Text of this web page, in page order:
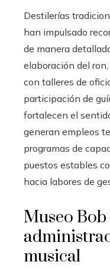
Destilerías
han impulsado
de manera
elaboración del
con talleres de
participación de
fortalecen el
generan empleos
programas de
puestos estables
hacia labores de
Museo
musical